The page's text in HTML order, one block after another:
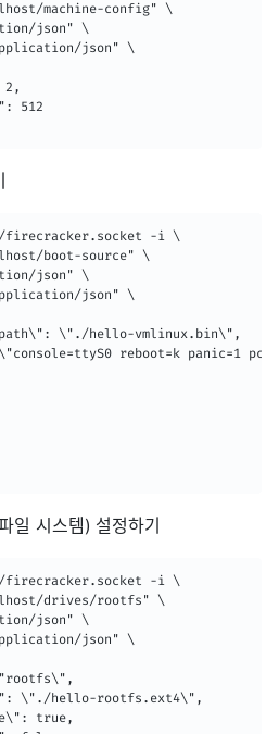
machine-config" \
json" \
json" \
2,
512
firecracker.socket -i \
boot-source" \
json" \
json" \
\"./hello-vmlinux.bin\",
reboot=k panic=1
시스템) 설정하기
firecracker.socket -i \
drives/rootfs" \
json" \
json" \
\"./hello-rootfs.ext4\",
true,